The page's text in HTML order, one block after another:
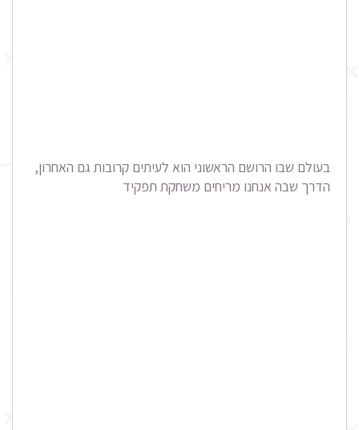
בעולם שבו הרושם הראשוני הוא לעיתים קרובות גם האחרון,
הדרך שבה אנחנו מריחים משחקת תפקיד